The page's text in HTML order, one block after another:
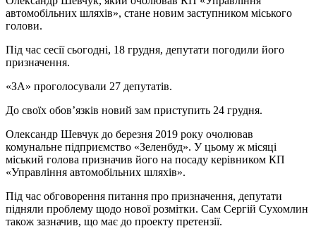
автомобільних шляхів», стане новим заступником міського
голови.
Під час сесії сьогодні, 18 грудня, депутати погодили його
призначення.
«ЗА» проголосували 27 депутатів.
До своїх обов’язків новий зам приступить 24 грудня.
Олександр Шевчук до березня 2019 року очолював
комунальне підприємство «Зеленбуд». У цьому ж місяці
міський голова призначив його на посаду керівником КП
«Управління автомобільних шляхів».
Під час обговорення питання про призначення, депутати
підняли проблему щодо нової розмітки. Сам Сергій Сухомлин
також зазначив, що має до проекту претензії.